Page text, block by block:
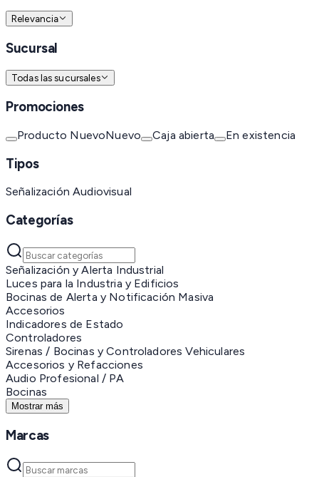
Relevancia
Sucursal
Todas las sucursales
Promociones
Producto NuevoNuevo Caja abierta En existencia
Tipos
Señalización Audiovisual
Categorías
Señalización y Alerta Industrial
Luces para la Industria y Edificios
Bocinas de Alerta y Notificación Masiva
Accesorios
Indicadores de Estado
Controladores
Sirenas / Bocinas y Controladores Vehiculares
Accesorios y Refacciones
Audio Profesional / PA
Bocinas
Mostrar más
Marcas